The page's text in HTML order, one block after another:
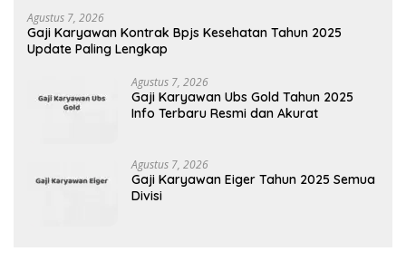
Agustus 7, 2026
Gaji Karyawan Kontrak Bpjs Kesehatan Tahun 2025
Update Paling Lengkap
Agustus 7, 2026
Gaji Karyawan Ubs Gold Tahun 2025
Info Terbaru Resmi dan Akurat
Agustus 7, 2026
Gaji Karyawan Eiger Tahun 2025 Semua
Divisi